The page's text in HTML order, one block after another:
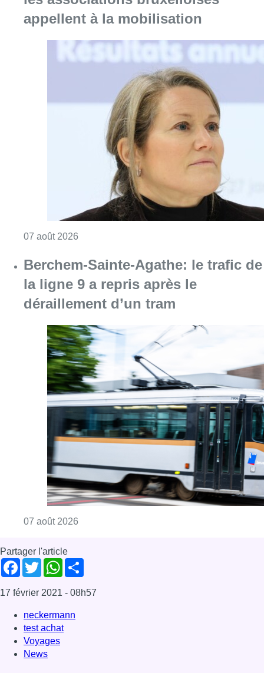
appellent à la mobilisation
07 août 2026
Berchem-Sainte-Agathe: le trafic de
la ligne 9 a repris après le
déraillement d’un tram
07 août 2026
Partager l'article
Facebook
TwitterWhatsApp
17 février 2021 - 08h57
neckermann
test achat
Voyages
News